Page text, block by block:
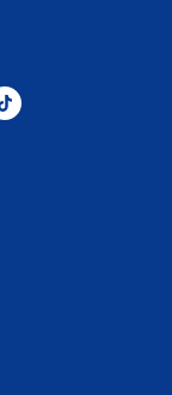
infecciones: